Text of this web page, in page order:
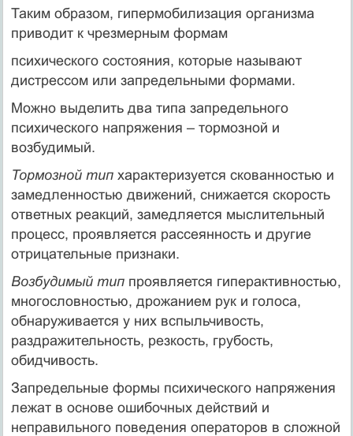
Таким образом, гипермобилизация организма
приводит к чрезмерным формам
психического состояния, которые называют
дистрессом или запредельными формами.
Можно выделить два типа запредельного
психического напряжения – тормозной и
возбудимый.
Тормозной тип характеризуется скованностью и
замедленностью движений, снижается скорость
ответных реакций, замедляется мыслительный
процесс, проявляется рассеянность и другие
отрицательные признаки.
Возбудимый тип проявляется гиперактивностью,
многословностью, дрожанием рук и голоса,
обнаруживается у них вспыльчивость,
раздражительность, резкость, грубость,
обидчивость.
Запредельные формы психического напряжения
лежат в основе ошибочных действий и
неправильного поведения операторов в сложной